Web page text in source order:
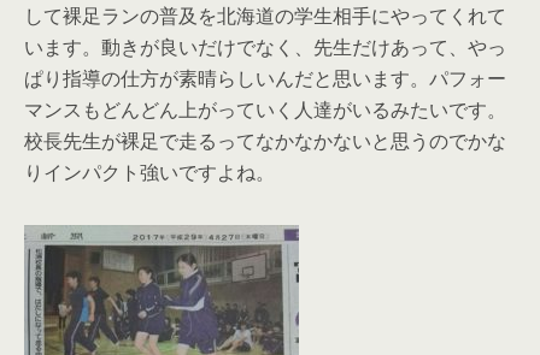
して裸足ランの普及を北海道の学生相手にやってくれて
います。動きが良いだけでなく、先生だけあって、やっ
ぱり指導の仕方が素晴らしいんだと思います。パフォー
マンスもどんどん上がっていく人達がいるみたいです。
校長先生が裸足で走るってなかなかないと思うのでかな
りインパクト強いですよね。